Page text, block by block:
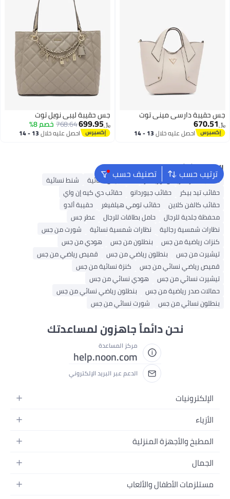
جس حقيبة دارسي ميني توت
﷼‏670.51
احصل عليه خلال 13 - 14
جس حقيبة ليبي نويل توت
﷼‏699.95
768.64خصم 8%
احصل عليه خلال 13 - 14
ترتيب حسب تصنيف حسب البحث الشائع
حقائب سفر أمريكان توريستر شنط جيس نسائية
شنط نسائية
حقائب تيد بيكر
حقائب جيوردانو
حقائب دي كيه إن واي
حقائب كالفن كلاين
حقائب تومي هيلفيغر
حقيبة ألدو
محفظة جلدية للرجال
حامل بطاقات للرجال
عطر جس
نظارات شمسية رجالية
نظارات شمسية نسائية
شورت من جس
كنزات رياضية من جس
بنطلون من جس
هودي من جس
تيشيرت من جس
بنطلون رياضي من جس
قميص رياضي من جس
قميص رياضي نسائي من جس
كنزة نسائية من جس
تيشيرت نسائي من جس
هودي نسائي من جس
حمالات صدر رياضية من جس
بنطلون رياضي نسائي من جس
بنطلون نسائي من جس
شورت نسائي من جس
نحن دائماً جاهزون لمساعدتك
مركز المساعدة
help.noon.com
الدعم عبر البريد الإلكتروني
الإلكترونيات
الجوالات
اللابتوبات
الأجهزة المنزلية
التلفزيونات
الأزياء
أزياء نسائية
أزياء البنات
أزياء الأولاد
المطبخ والأجهزة المنزلية
الحمام
المطبخ والسفرة
الجمال
العطور
مستلزمات الأطفال والألعاب